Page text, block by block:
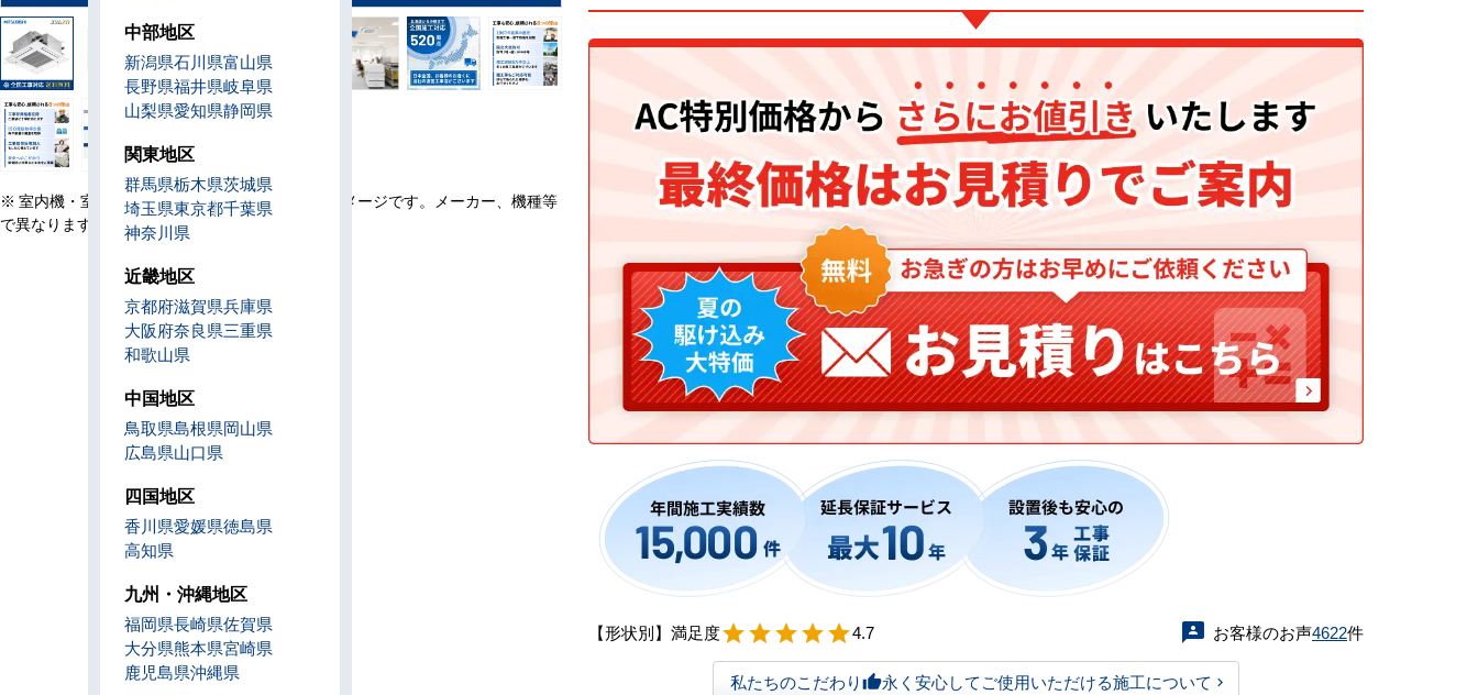
※ 室内機・室外機・リモコン・設置例の画像はイメージです。メーカー、機種等
で異なります。
【形状別】満足度starstarstarstarstar4.7 お客様のお声4622件
私たちのこだわりthumb_up永く安心してご使用いただける施工について
中部地区
新潟県石川県富山県
長野県福井県岐阜県
山梨県愛知県静岡県
関東地区
群馬県栃木県茨城県
埼玉県東京都千葉県
神奈川県
近畿地区
京都府滋賀県兵庫県
大阪府奈良県三重県
和歌山県
中国地区
鳥取県島根県岡山県
広島県山口県
四国地区
香川県愛媛県徳島県
高知県
九州・沖縄地区
福岡県長崎県佐賀県
大分県熊本県宮崎県
鹿児島県沖縄県